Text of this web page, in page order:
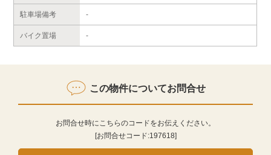
駐車場備考 -
バイク置場 -
この物件についてお問合せ
お問合せ時にこちらのコードをお伝えください。
[お問合せコード:197618]